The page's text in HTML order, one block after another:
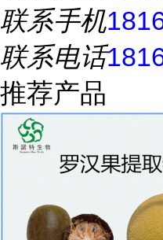
联系手机
联系电话
推荐产品